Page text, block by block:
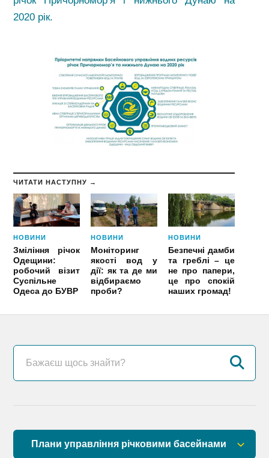
2020 рік.
ЧИТАТИ НАСТУПНУ →
НОВИНИ
Зміління річок
Одещини:
робочий візит
Суспільне
Одеса до БУВР
НОВИНИ
Моніторинг
якості вод у
дії: як та де ми
відбираємо
проби?
НОВИНИ
Безпечні дамби
та греблі – це
не про папери,
це про спокій
наших громад!
Плани управління річковими басейнами